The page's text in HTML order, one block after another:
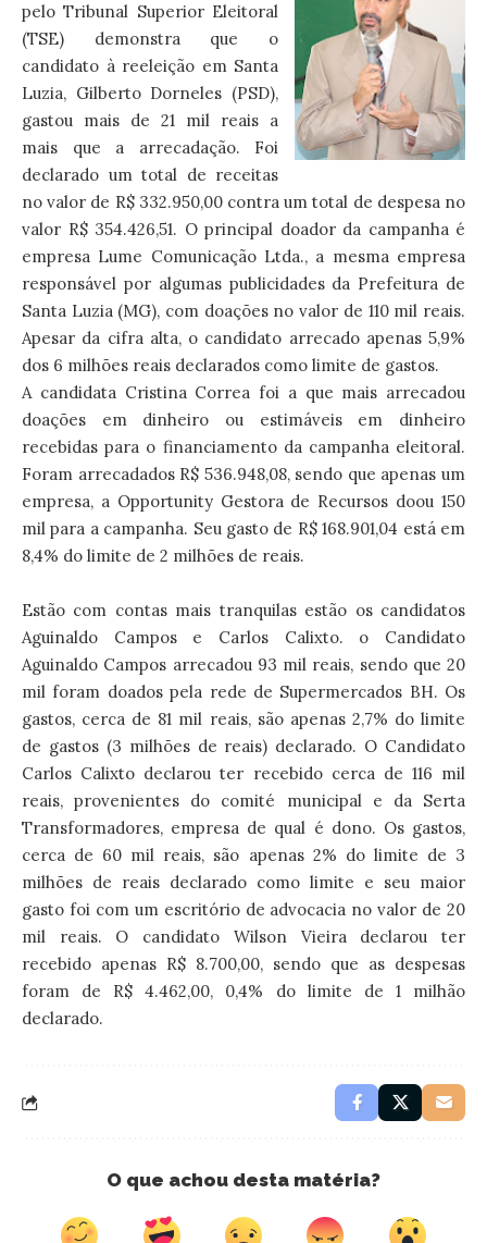
pelo Tribunal Superior Eleitoral
(TSE) demonstra que o
candidato à reeleição em Santa
Luzia, Gilberto Dorneles (PSD),
gastou mais de 21 mil reais a
mais que a arrecadação. Foi
declarado um total de receitas
no valor de R$ 332.950,00 contra um total de despesa no
valor R$ 354.426,51. O principal doador da campanha é
empresa Lume Comunicação Ltda., a mesma empresa
responsável por algumas publicidades da Prefeitura de
Santa Luzia (MG), com doações no valor de 110 mil reais.
Apesar da cifra alta, o candidato arrecado apenas 5,9%
dos 6 milhões reais declarados como limite de gastos.
A candidata Cristina Correa foi a que mais arrecadou
doações em dinheiro ou estimáveis em dinheiro
recebidas para o financiamento da campanha eleitoral.
Foram arrecadados R$ 536.948,08, sendo que apenas um
empresa, a Opportunity Gestora de Recursos doou 150
mil para a campanha. Seu gasto de R$ 168.901,04 está em
8,4% do limite de 2 milhões de reais.
Estão com contas mais tranquilas estão os candidatos
Aguinaldo Campos e Carlos Calixto. o Candidato
Aguinaldo Campos arrecadou 93 mil reais, sendo que 20
mil foram doados pela rede de Supermercados BH. Os
gastos, cerca de 81 mil reais, são apenas 2,7% do limite
de gastos (3 milhões de reais) declarado. O Candidato
Carlos Calixto declarou ter recebido cerca de 116 mil
reais, provenientes do comité municipal e da Serta
Transformadores, empresa de qual é dono. Os gastos,
cerca de 60 mil reais, são apenas 2% do limite de 3
milhões de reais declarado como limite e seu maior
gasto foi com um escritório de advocacia no valor de 20
mil reais. O candidato Wilson Vieira declarou ter
recebido apenas R$ 8.700,00, sendo que as despesas
foram de R$ 4.462,00, 0,4% do limite de 1 milhão
declarado.
O que achou desta matéria?